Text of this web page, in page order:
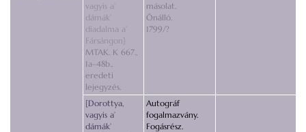
vagyis a’
dámák’
diadalma a’
Fársángon]
MTAK. K 667.,
1a–48b.,
eredeti
lejegyzés.
másolat.
Önálló.
1799/?
[Dorottya,
vagyis a’
dámák’
Autográf
fogalmazvány.
Fogásrész.